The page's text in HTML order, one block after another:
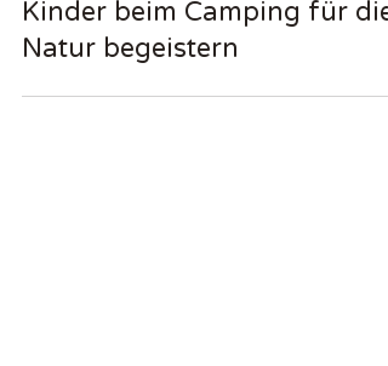
Kinder beim Camping für die
Natur begeistern